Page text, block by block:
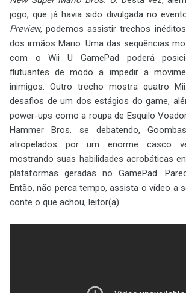
jogo, que já havia sido divulgada no
Preview, podemos assistir trechos
dos irmãos Mario. Uma das sequências
com o Wii U GamePad poderá
flutuantes de modo a impedir a
inimigos. Outro trecho mostra quatro
desafios de um dos estágios do game,
power-ups como a roupa de Esquilo
Hammer Bros. se debatendo,
atropelados por um enorme casco
mostrando suas habilidades acrobáticas
plataformas geradas no GamePad.
Então, não perca tempo, assista o vídeo a
conte o que achou, leitor(a).